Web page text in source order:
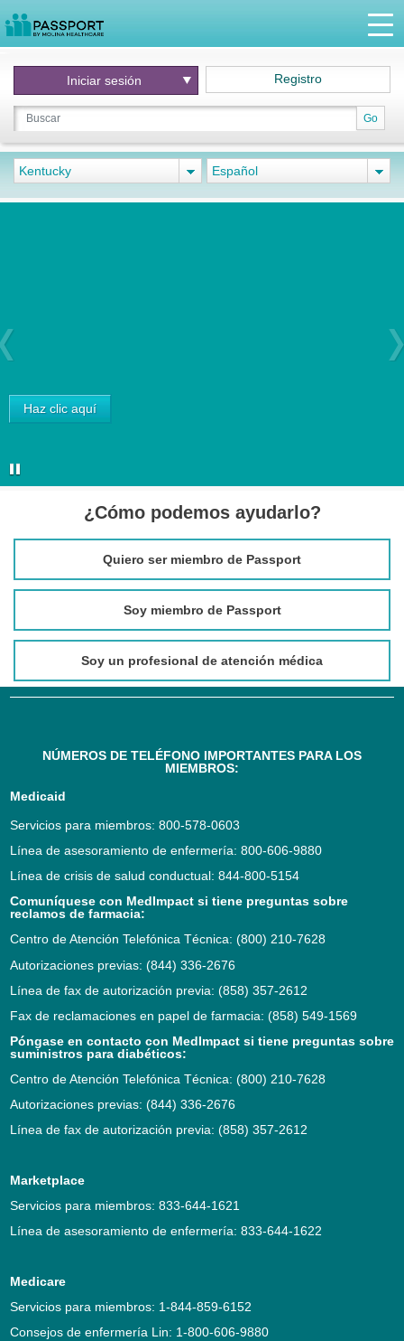
Go
Iniciar sesión Registro
Kentucky Español
Haz clic aquí
Previous
¿Cómo podemos ayudarlo?
Quiero ser miembro de Passport
Soy miembro de Passport
Soy un profesional de atención médica
NÚMEROS DE TELÉFONO IMPORTANTES PARA LOS
MIEMBROS:
Medicaid
Servicios para miembros: 800-578-0603
Línea de asesoramiento de enfermería: 800-606-9880
Línea de crisis de salud conductual: 844-800-5154
Comuníquese con MedImpact si tiene preguntas sobre
reclamos de farmacia:
Centro de Atención Telefónica Técnica: (800) 210-7628
Autorizaciones previas: (844) 336-2676
Línea de fax de autorización previa: (858) 357-2612
Fax de reclamaciones en papel de farmacia: (858) 549-1569
Póngase en contacto con MedImpact si tiene preguntas sobre
suministros para diabéticos:
Centro de Atención Telefónica Técnica: (800) 210-7628
Autorizaciones previas: (844) 336-2676
Línea de fax de autorización previa: (858) 357-2612
Marketplace
Servicios para miembros: 833-644-1621
Línea de asesoramiento de enfermería: 833-644-1622
Medicare
Servicios para miembros: 1-844-859-6152
Consejos de enfermería Lin: 1-800-606-9880